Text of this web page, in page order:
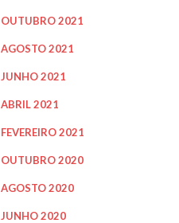
OUTUBRO 2021
AGOSTO 2021
JUNHO 2021
ABRIL 2021
FEVEREIRO 2021
OUTUBRO 2020
AGOSTO 2020
JUNHO 2020